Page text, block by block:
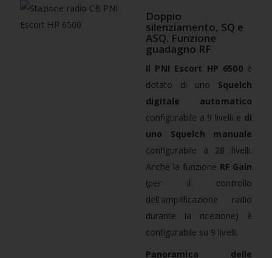
Doppio
silenziamento, SQ e
ASQ. Funzione
guadagno RF
Il PNI Escort HP 6500è
dotato di uno Squelch
digitale automatico
configurabile a 9 livelli e di
uno Squelch manuale
configurabile a 28 livelli.
Anche la funzione RF Gain
(per il controllo
dell'amplificazione radio
durante la ricezione) è
configurabile su 9 livelli.
Panoramica delle